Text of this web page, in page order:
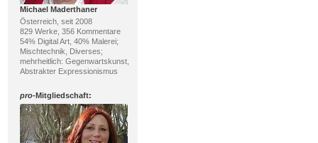
Michael Maderthaner
Österreich, seit 2008
829 Werke, 356 Kommentare
54% Digital Art, 40% Malerei;
Mischtechnik, Diverses;
mehrheitlich: Gegenwartskunst,
Abstrakter Expressionismus
pro-Mitgliedschaft: